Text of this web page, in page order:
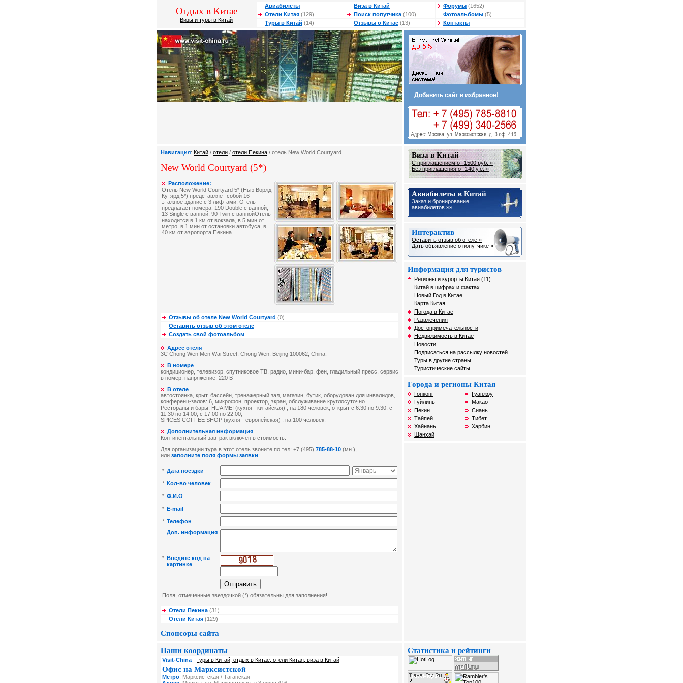
Отдых в Китае
Визы и туры в Китай
Авиабилеты Виза в Китай Форумы (1652)
Отели Китая (129) Поиск попутчика (100) Фотоальбомы (5)
Туры в Китай (14) Отзывы о Китае (13) Контакты
Добавить сайт в избранное!
Навигация: Китай / отели / отели Пекина / отель New World Courtyard
New World Courtyard (5*)
Расположение:
Отель New World Courtyard 5* (Нью Ворлд
Кутярд 5*) представляет собой 16
этажное здание с 3 лифтами. Отель
предлагает номера: 190 Double с ванной,
13 Single с ванной, 90 Twin с ваннойОтель
находится в 1 км от вокзала, в 5 мин от
метро, в 1 мин от остановки автобуса, в
40 км от аэропорта Пекина.
Отзывы об отеле New World Courtyard (0)
Оставить отзыв об этом отеле
Создать свой фотоальбом
Адрес отеля
3C Chong Wen Men Wai Street, Chong Wen, Beijing 100062, China.
В номере
кондиционер, телевизор, спутниковое ТВ, радио, мини-бар, фен, гладильный пресс, сервис
в номер, напряжение: 220 В
В отеле
автостоянка, крыт. бассейн, тренажерный зал, магазин, бутик, оборудован для инвалидов,
конференц-залов: 6, микрофон, проектор, экран, обслуживание круглосуточно.
Рестораны и бары: HUA MEI (кухня - китайская) , на 180 человек, открыт c 6:30 по 9:30, c
11:30 по 14:00, c 17:00 по 22:00;
SPICES COFFEE SHOP (кухня - европейская) , на 100 человек.
Дополнительная информация
Континентальный завтрак включен в стоимость.
Для организации тура в этот отель звоните по тел: +7 (495) 785-88-10 (мн.),
или заполните поля формы заявки:
* Дата поездки
* Кол-во человек
* Ф.И.О
* E-mail
* Телефон
Доп. информация
* Введите код на
картинке
Поля, отмеченные звездочкой (*) обязательны для заполнения!
Отели Пекина(31)
Отели Китая (129)
Спонсоры сайта
Виза в Китай
С приглашением от 1500 руб. »
Без приглашения от 140 у.е. »
Авиабилеты в Китай
Заказ и бронирование
авиабилетов »»
Интерактив
Оставить отзыв об отеле »
Дать объявление о попутчике »
Информация для туристов
Регионы и курорты Китая (11)
Китай в цифрах и фактах
Новый Год в Китае
Карта Китая
Погода в Китае
Развлечения
Достопримечательности
Недвижимость в Китае
Новости
Подписаться на рассылку новостей
Туры в другие страны
Туристические сайты
Города и регионы Китая
Гонконг
Гуйлинь
Пекин
Тайпей
Хайнань
Шанхай
Гуанжоу
Макао
Сиань
Тибет
Харбин
Наши координаты
Visit-China - туры в Китай, отдых в Китае, отели Китая, виза в Китай
Офис на Марксистской
Метро: Марксистская / Таганская
Статистика и рейтинги